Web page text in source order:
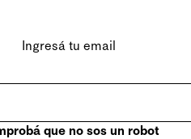
Ingresá tu email
que no sos un robot